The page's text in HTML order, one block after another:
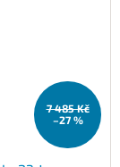
7 485 Kč
–27 %